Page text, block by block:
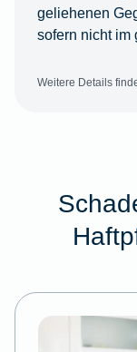
geliehenen
sofern nicht im
Weitere Details